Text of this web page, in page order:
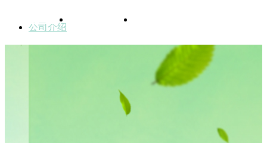
公司介绍